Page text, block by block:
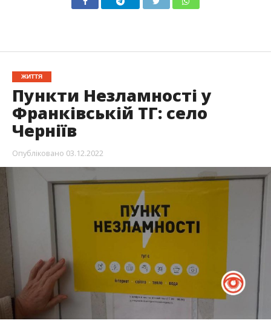
ЖИТТЯ
Пункти Незламності у
Франківській ТГ: село
Черніїв
Опубліковано 03.12.2022